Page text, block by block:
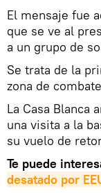
El mensaje fue
que se ve al
a un grupo de
Se trata de la
zona de
La Casa Blanca
una visita a la
su vuelo de
Te puede
desatado por